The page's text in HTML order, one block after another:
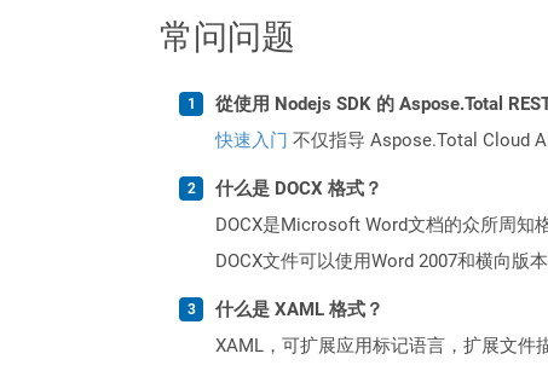
常问问题
從使用 Nodejs SDK 的 Aspose.Total
快速入门 不仅指导 Aspose.Total Cloud
什么是 DOCX 格式？
DOCX是Microsoft Word文档的众所周知
DOCX文件可以使用Word 2007和横向版
什么是 XAML 格式？
XAML，可扩展应用标记语言，扩展文件